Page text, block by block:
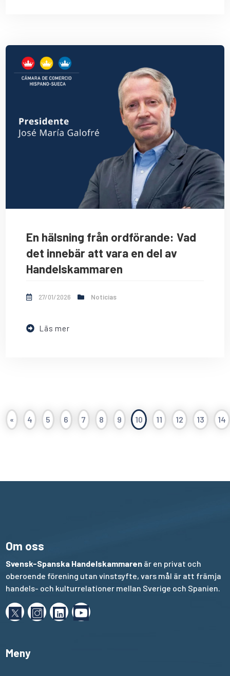
En hälsning från ordförande: Vad
det innebär att vara en del av
Handelskammaren
27/01/2026 Noticias
Läs mer
« 4 5 6 7 8 9 10 11 12 13 14
Om oss
Svensk-Spanska Handelskammaren är en privat och
oberoende förening utan vinstsyfte, vars mål är att främja
handels- och kulturrelationer mellan Sverige och Spanien.
Meny